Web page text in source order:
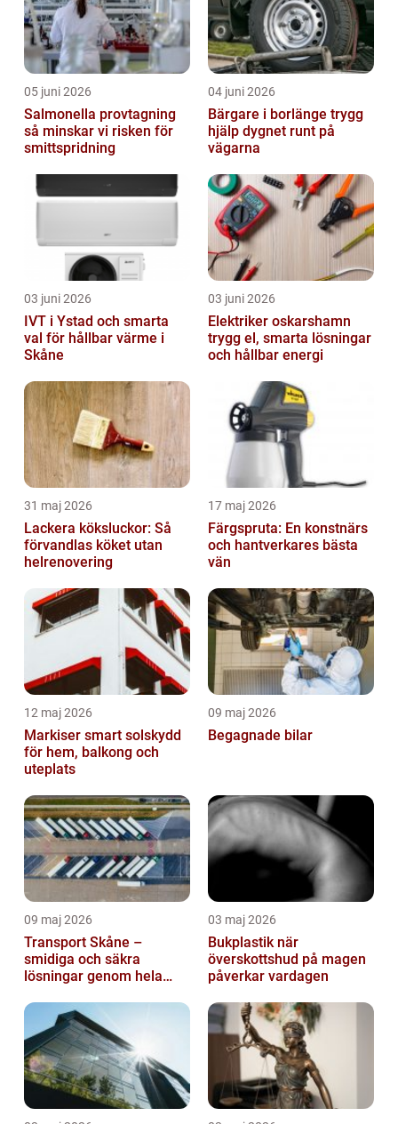
05 juni 2026
Salmonella provtagning
så minskar vi risken för
smittspridning
04 juni 2026
Bärgare i borlänge trygg
hjälp dygnet runt på
vägarna
03 juni 2026
IVT i Ystad och smarta
val för hållbar värme i
Skåne
03 juni 2026
Elektriker oskarshamn
trygg el, smarta lösningar
och hållbar energi
31 maj 2026
Lackera köksluckor: Så
förvandlas köket utan
helrenovering
17 maj 2026
Färgspruta: En konstnärs
och hantverkares bästa
vän
12 maj 2026
Markiser smart solskydd
för hem, balkong och
uteplats
09 maj 2026
Begagnade bilar
09 maj 2026
Transport Skåne –
smidiga och säkra
lösningar genom hela
03 maj 2026
Bukplastik när
överskottshud på magen
påverkar vardagen